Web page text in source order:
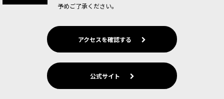
予めご了承ください。
アクセスを確認する
公式サイト